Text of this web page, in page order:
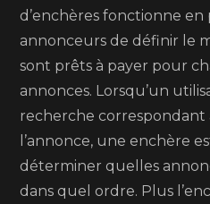
d’enchères fonctionne
annonceurs de définir le
sont prêts à payer pour
annonces. Lorsqu’un
recherche correspondant
l’annonce, une enchère
déterminer quelles
dans quel ordre. Plus